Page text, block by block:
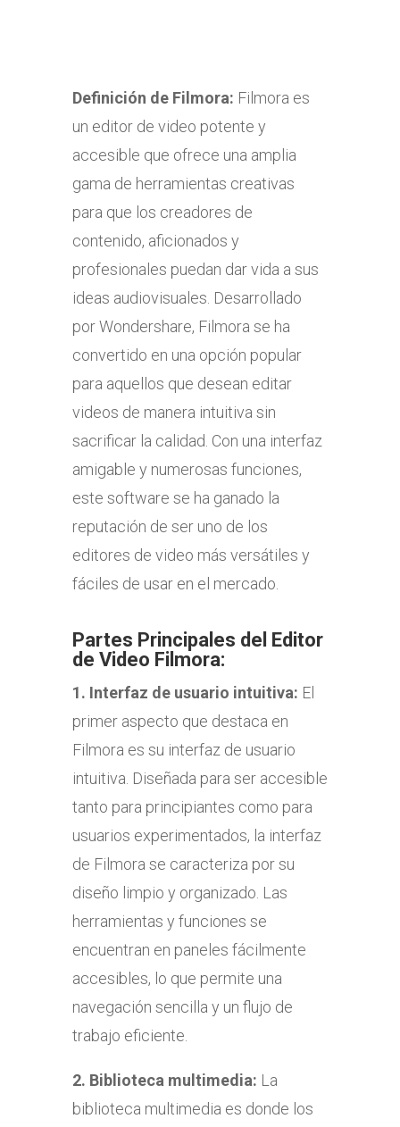
Definición de Filmora: Filmora es
un editor de video potente y
accesible que ofrece una amplia
gama de herramientas creativas
para que los creadores de
contenido, aficionados y
profesionales puedan dar vida a sus
ideas audiovisuales. Desarrollado
por Wondershare, Filmora se ha
convertido en una opción popular
para aquellos que desean editar
videos de manera intuitiva sin
sacrificar la calidad. Con una interfaz
amigable y numerosas funciones,
este software se ha ganado la
reputación de ser uno de los
editores de video más versátiles y
fáciles de usar en el mercado.
Partes Principales del Editor
de Video Filmora:
1. Interfaz de usuario intuitiva: El
primer aspecto que destaca en
Filmora es su interfaz de usuario
intuitiva. Diseñada para ser accesible
tanto para principiantes como para
usuarios experimentados, la interfaz
de Filmora se caracteriza por su
diseño limpio y organizado. Las
herramientas y funciones se
encuentran en paneles fácilmente
accesibles, lo que permite una
navegación sencilla y un flujo de
trabajo eficiente.
2. Biblioteca multimedia: La
biblioteca multimedia es donde los